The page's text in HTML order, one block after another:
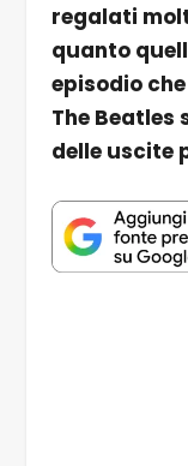
regalati
quanto
episodio
The Beatles
delle uscite